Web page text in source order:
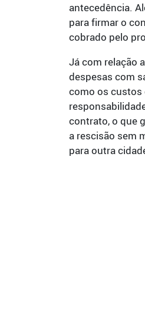
antecedência.
para firmar o
cobrado pelo
Já com relação
despesas com
como os custos
contrato, o que
a rescisão sem
para outra